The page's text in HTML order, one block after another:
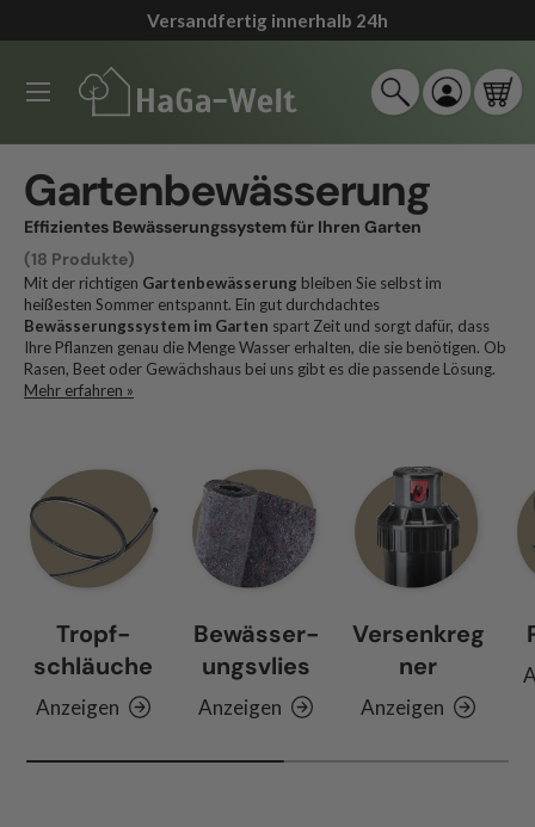
Zum Inhalt springen
Zum Menü springen
Fußzeile springen
Barrierefreiheits-Widget öffnen
Direkt zum Inhalt
90 Tage Rückgaberecht*
Suchen
SucheEinloggen
Menü
Gartenbewässerung
Effizientes Bewässerungssystem für Ihren Garten
(18 Produkte)
Mit der richtigen Gartenbewässerung bleiben Sie selbst im
heißesten Sommer entspannt. Ein gut durchdachtes
Bewässerungssystem im Garten spart Zeit und sorgt dafür, dass
Ihre Pflanzen genau die Menge Wasser erhalten, die sie benötigen. Ob
Rasen, Beet oder Gewächshaus bei uns gibt es die passende Lösung.
Mehr erfahren »
Tropf­
schläuche
Anzeigen
Bewässer­
ungs­­­vlies
Anzeigen
Versenkreg
ner
Anzeigen